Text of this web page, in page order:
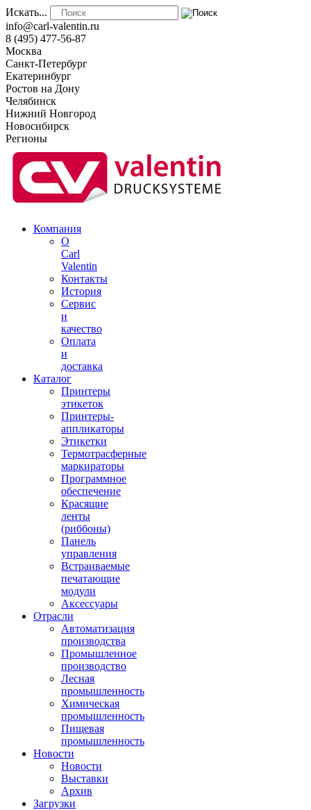
Искать...
info@carl-valentin.ru
8 (495) 477-56-87
Москва
Санкт-Петербург
Екатеринбург
Ростов на Дону
Челябинск
Нижний Новгород
Новосибирск
Регионы
Компания
О
Carl
Valentin
Контакты
История
Сервис
и
качество
Оплата
и
доставка
Каталог
Принтеры
этикеток
Принтеры-
аппликаторы
Этикетки
Термотрасферные
маркираторы
Программное
обеспечение
Красящие
ленты
(риббоны)
Панель
управления
Встраиваемые
печатающие
модули
Аксессуары
Отрасли
Автоматизация
производства
Промышленное
производство
Лесная
промышленность
Химическая
промышленность
Пищевая
промышленность
Новости
Новости
Выставки
Архив
Загрузки